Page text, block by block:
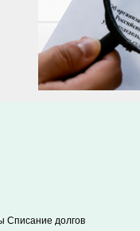
Списание долгов